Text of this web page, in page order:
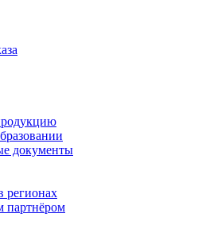
документы
регионах
партнёром